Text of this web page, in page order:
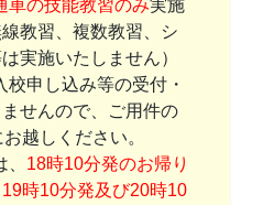
車の技能教習のみ実施
線教習、複数教習、シ
実施いたしません）
申し込み等の受付・
せんので、ご用件の
越しください。
18時10分発のお帰り
19時10分発及び20時10